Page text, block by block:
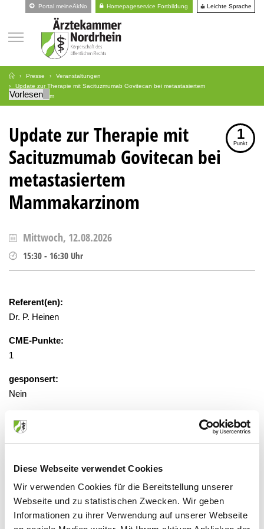
Diese Webseite verwendet Cookies
Wir verwenden Cookies für die Bereitstellung unserer
Webseite und zu statistischen Zwecken. Wir geben
Informationen zu ihrer Verwendung auf unserer Webseite
Portal meineÄkNo Homepageservice Fortbildung Leichte Sprache
Presse
Veranstaltungen
Update zur Therapie mit Sacituzmumab Govitecan bei metastasiertem
Mammakarzinom
Vorlesen
Update zur Therapie mit
Sacituzmumab Govitecan bei
metastasiertem
Mammakarzinom
1
Punkt
Mittwoch, 12.08.2026
15:30 - 16:30 Uhr
Referent(en):
Dr. P. Heinen
CME-Punkte:
1
gesponsert:
Nein
gebührenfrei
Dechant-Deckers-Str. 8, 52249
Eschweiler